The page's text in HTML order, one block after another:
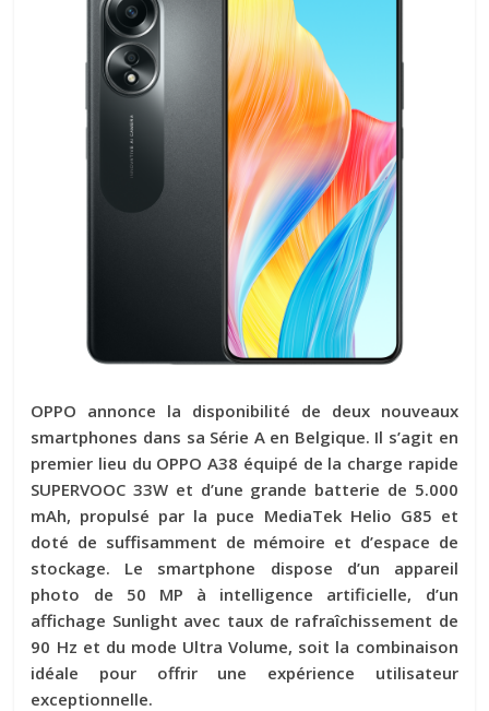
OPPO annonce la disponibilité de deux nouveaux
smartphones dans sa Série A en Belgique. Il s’agit en
premier lieu du OPPO A38 équipé de la charge rapide
SUPERVOOC 33W et d’une grande batterie de 5.000
mAh, propulsé par la puce MediaTek Helio G85 et
doté de suffisamment de mémoire et d’espace de
stockage. Le smartphone dispose d’un appareil
photo de 50 MP à intelligence artificielle, d’un
affichage Sunlight avec taux de rafraîchissement de
90 Hz et du mode Ultra Volume, soit la combinaison
idéale pour offrir une expérience utilisateur
exceptionnelle.